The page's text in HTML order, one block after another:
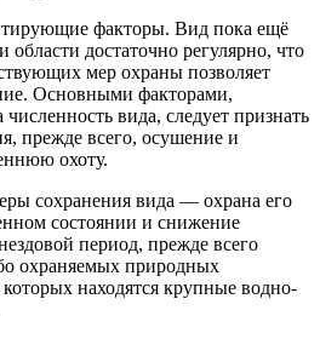
факто­ры. Вид пока ещё
обла­сти достаточно регулярно, что
мер охраны позволяет
Основными факторами,
вида, следует признать
прежде всего, осушение и
охоту.
сохранения вида — охрана его
состоянии и снижение
период, прежде всего
охраняемых природных
находятся крупные водно-